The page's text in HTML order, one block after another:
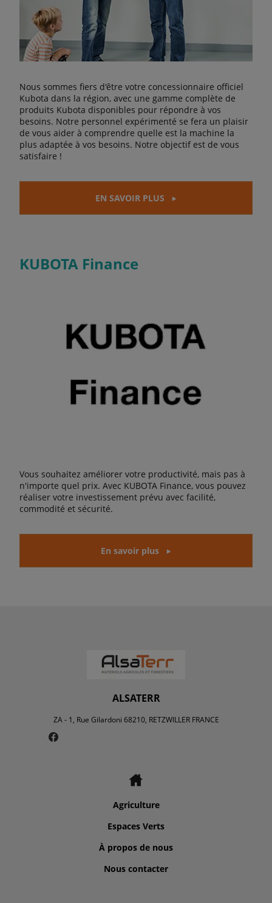
Nous sommes fiers d'être votre concessionnaire officiel
Kubota dans la région, avec une gamme complète de
produits Kubota disponibles pour répondre à vos
besoins. Notre personnel expérimenté se fera un plaisir
de vous aider à comprendre quelle est la machine la
plus adaptée à vos besoins. Notre objectif est de vous
satisfaire !
EN SAVOIR PLUS
KUBOTA Finance
Vous souhaitez améliorer votre productivité, mais pas à
n'importe quel prix. Avec KUBOTA Finance, vous pouvez
réaliser votre investissement prévu avec facilité,
commodité et sécurité.
En savoir plus
ALSATERR
ZA - 1, Rue Gilardoni 68210, RETZWILLER FRANCE
Agriculture
Espaces Verts
À propos de nous
Nous contacter